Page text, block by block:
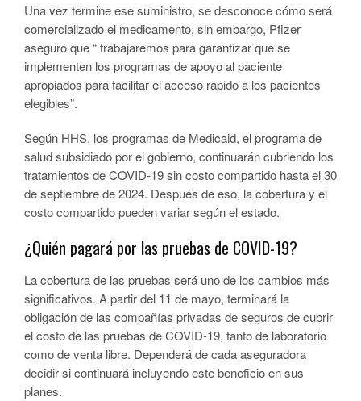
Una vez termine ese suministro, se desconoce cómo será
comercializado el medicamento, sin embargo, Pfizer
aseguró que “ trabajaremos para garantizar que se
implementen los programas de apoyo al paciente
apropiados para facilitar el acceso rápido a los pacientes
elegibles”.
Según HHS, los programas de Medicaid, el programa de
salud subsidiado por el gobierno, continuarán cubriendo los
tratamientos de COVID-19 sin costo compartido hasta el 30
de septiembre de 2024. Después de eso, la cobertura y el
costo compartido pueden variar según el estado.
¿Quién pagará por las pruebas de COVID-19?
La cobertura de las pruebas será uno de los cambios más
significativos. A partir del 11 de mayo, terminará la
obligación de las compañías privadas de seguros de cubrir
el costo de las pruebas de COVID-19, tanto de laboratorio
como de venta libre. Dependerá de cada aseguradora
decidir si continuará incluyendo este beneficio en sus
planes.